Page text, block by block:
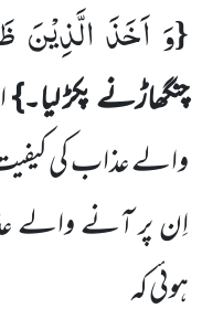
{وَ اَخَذَ الَّذِیْنَ
چنگھاڑنے پکڑ لیا۔}
والے عذاب کی
اِن پر آنے والے
ہوئی کہ